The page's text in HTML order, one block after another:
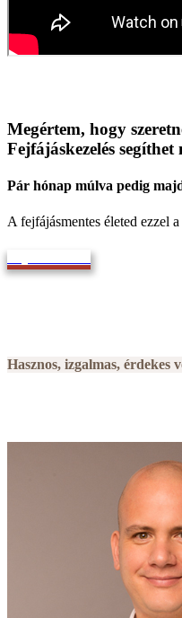
Megértem, hogy
Fejfájáskezelés segíthet
Pár hónap múlva pedig
A fejfájásmentes életed ezzel
Hasznos, izgalmas, érdekes